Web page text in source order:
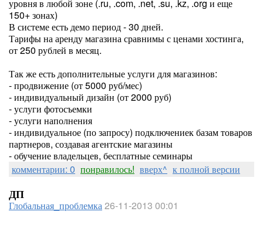
уровня в любой зоне (.ru, .com, .net, .su, .kz, .org и еще
150+ зонах)
В системе есть демо период - 30 дней.
Тарифы на аренду магазина сравнимы с ценами хостинга,
от 250 рублей в месяц.
Так же есть дополнительные услуги для магазинов:
- продвижение (от 5000 руб/мес)
- индивидуальный дизайн (от 2000 руб)
- услуги фотосъемки
- услуги наполнения
- индивидуальное (по запросу) подключениек базам товаров
партнеров, создавая агентские магазины
- обучение владельцев, бесплатные семинары
комментарии: 0 понравилось! вверх^ к полной версии
ДП
Глобальная_проблемка26-11-2013 00:01